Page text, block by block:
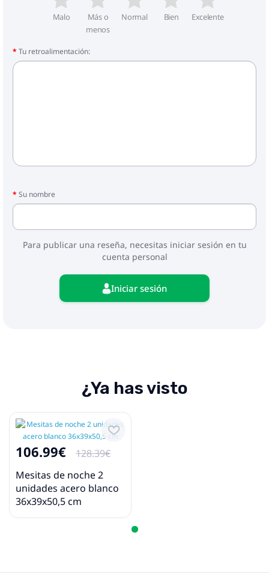
Malo
Más o
menos
Normal Bien Excelente
Tu retroalimentación:
Su nombre
Para publicar una reseña, necesitas iniciar sesión en tu
cuenta personal
Iniciar sesión
¿Ya has visto
106.99€
128.39€
Mesitas de noche 2
unidades acero blanco
36x39x50,5 cm